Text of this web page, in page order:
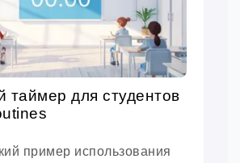
таймер для студентов
пример использования